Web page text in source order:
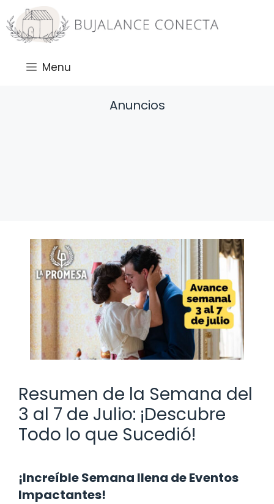
Saltar
al
contenido
Menu
Anuncios
Resumen de la Semana del
3 al 7 de Julio: ¡Descubre
Todo lo que Sucedió!
¡Increíble Semana llena de Eventos
Impactantes!